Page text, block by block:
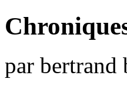
par bertrand